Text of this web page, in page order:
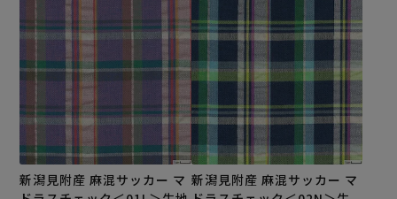
新潟見附産 麻混サッカー マ 新潟見附産 麻混サッカー マ